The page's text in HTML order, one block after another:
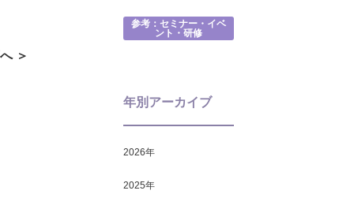
＞
参考：セミナー・イベ
ント・研修
年別アーカイブ
2026年
2025年